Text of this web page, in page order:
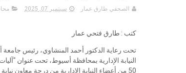
الصحفي طارق عمار سبتمبر 07, 2025
كتب : طارق فتحي عمار
تحت رعاية الدكتور أحمد المنشاوي، رئيس جامعة
50 من أعضاء النيابة الإدارية من درجة معاون